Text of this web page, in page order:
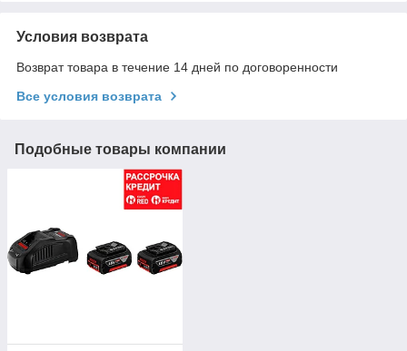
Условия возврата
Возврат товара в течение 14 дней по договоренности
Все условия возврата
Подобные товары компании